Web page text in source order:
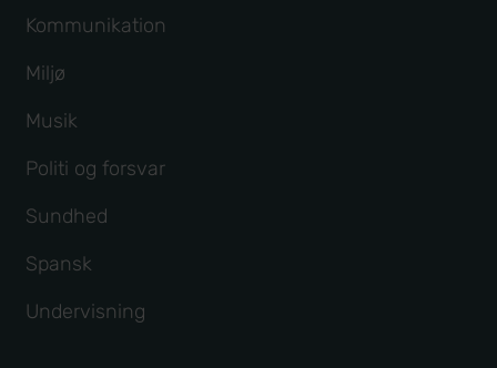
Kommunikation
Miljø
Musik
Politi og forsvar
Sundhed
Spansk
Undervisning